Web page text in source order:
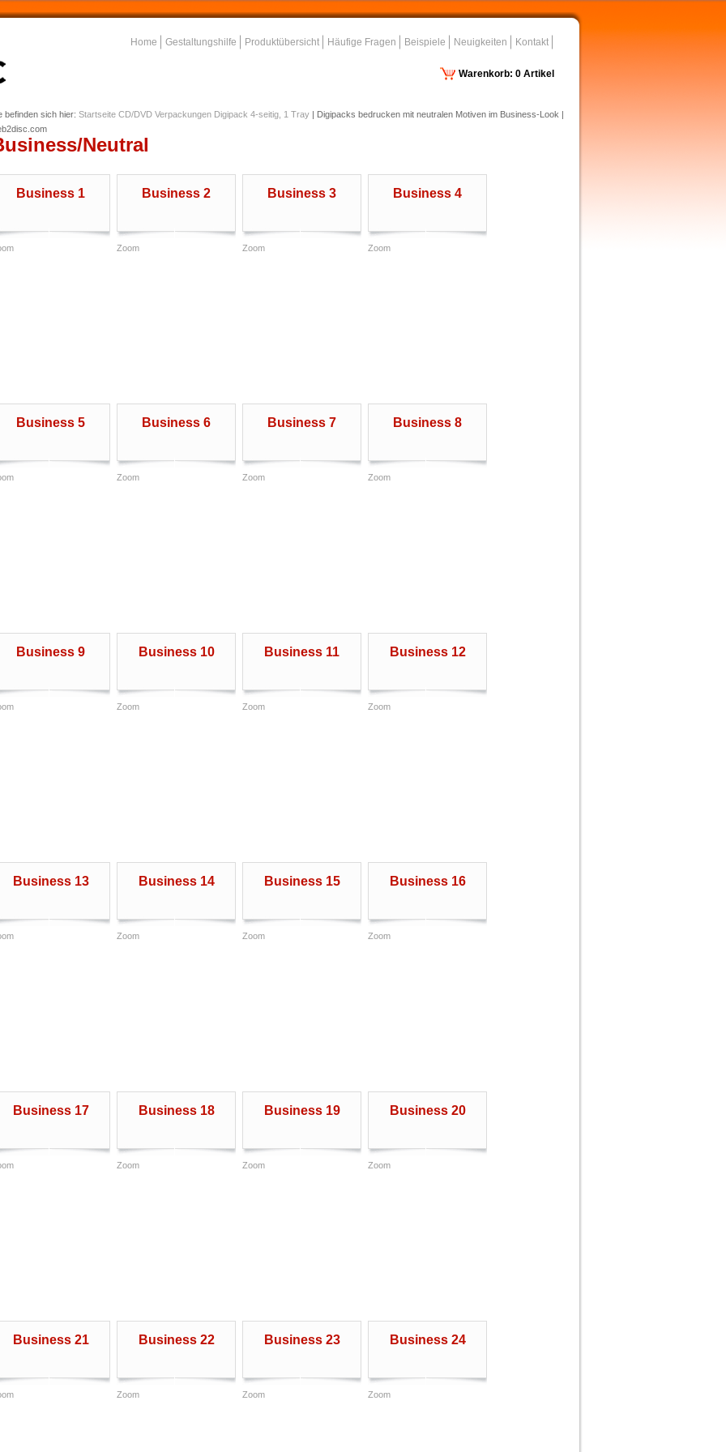
Home Gestaltungshilfe Produktübersicht Häufige Fragen Beispiele Neuigkeiten Kontakt
Warenkorb: 0 Artikel
befinden sich hier: Startseite CD/DVD Verpackungen Digipack 4-seitig, 1 Tray | Digipacks bedrucken mit neutralen Motiven im Business-Look |
Neutral
Business 1 Business 2
Zoom
Business 3
Zoom
Business 4
Zoom
Business 5 Business 6
Zoom
Business 7
Zoom
Business 8
Zoom
Business 9 Business 10
Zoom
Business 11
Zoom
Business 12
Zoom
Business 13 Business 14
Zoom
Business 15
Zoom
Business 16
Zoom
Business 17 Business 18
Zoom
Business 19
Zoom
Business 20
Zoom
Business 21 Business 22
Zoom
Business 23
Zoom
Business 24
Zoom